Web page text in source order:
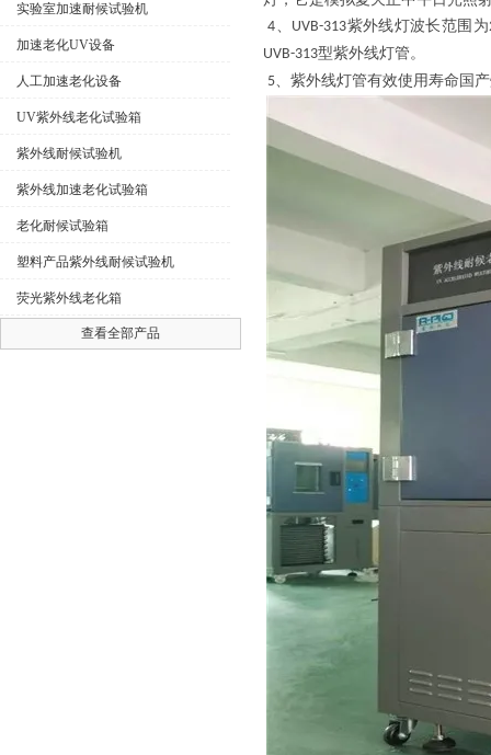
实验室加速耐候试验机
加速老化UV设备
人工加速老化设备
UV紫外线老化试验箱
紫外线耐候试验机
紫外线加速老化试验箱
老化耐候试验箱
塑料产品紫外线耐候试验机
荧光紫外线老化箱
查看全部产品
4、 UVB-313紫外线灯波长范围为
UVB-313型紫外线灯管。
5、紫外线灯管有效使用寿命国